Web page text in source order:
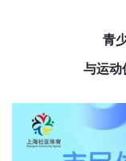
青
与运动